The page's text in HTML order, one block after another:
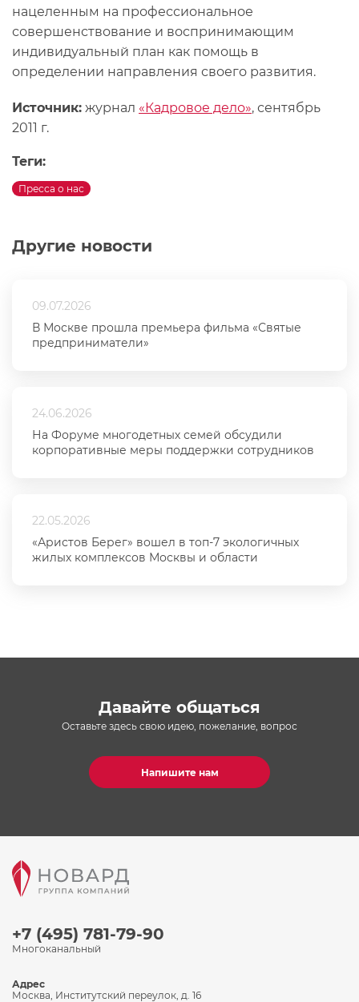
Другие новости
09.07.2026
В Москве прошла премьера фильма «Святые
предприниматели»
24.06.2026
На Форуме многодетных семей обсудили
корпоративные меры поддержки сотрудников
22.05.2026
«Аристов Берег» вошел в топ-7 экологичных
жилых комплексов Москвы и области
нацеленным на профессиональное
совершенствование и воспринимающим
индивидуальный план как помощь в
определении направления своего развития.
Источник: журнал «Кадровое дело», сентябрь
2011 г.
Теги:
Пресса о нас
Давайте общаться
Оставьте здесь свою идею, пожелание, вопрос
Напишите нам
+7 (495) 781-79-90
Многоканальный
Адрес
Москва, Институтский переулок, д. 16